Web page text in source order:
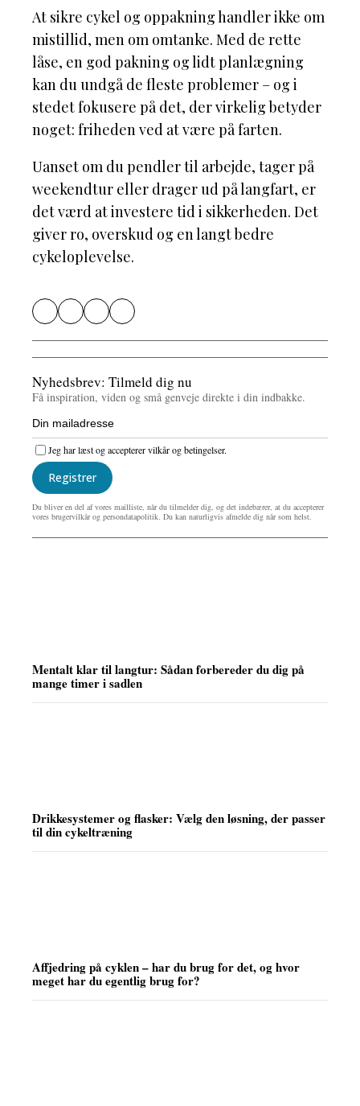
At sikre cykel og oppakning handler ikke om
mistillid, men om omtanke. Med de rette
låse, en god pakning og lidt planlægning
kan du undgå de fleste problemer – og i
stedet fokusere på det, der virkelig betyder
noget: friheden ved at være på farten.
Uanset om du pendler til arbejde, tager på
weekendtur eller drager ud på langfart, er
det værd at investere tid i sikkerheden. Det
giver ro, overskud og en langt bedre
cykeloplevelse.
Mentalt klar til langtur: Sådan forbereder du dig på
mange timer i sadlen
Drikkesystemer og flasker: Vælg den løsning, der passer
til din cykeltræning
Affjedring på cyklen – har du brug for det, og hvor
meget har du egentlig brug for?
Nyhedsbrev: Tilmeld dig nu
Få inspiration, viden og små genveje direkte i din indbakke.
Registrer
Jeg har læst og accepterer vilkår og betingelser.
Du bliver en del af vores mailliste, når du tilmelder dig, og det indebærer, at du accepterer
vores brugervilkår og persondatapolitik. Du kan naturligvis afmelde dig når som helst.